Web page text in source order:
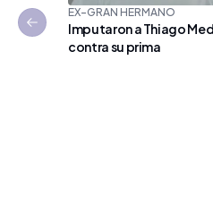
EX-GRAN HERMANO
Imputaron a Thiago
contra su prima
Previous slide